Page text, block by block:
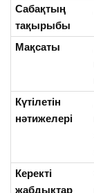
Сабақтың
тақырыбы
Мақсаты
Күтілетін
нәтижелері
Керекті
жабдықтар